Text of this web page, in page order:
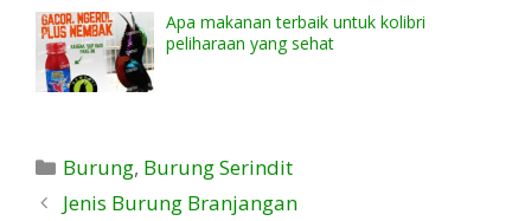
Apa makanan terbaik untuk kolibri
peliharaan yang sehat
Kategori
Burung, Burung Serindit
Jenis Burung Branjangan